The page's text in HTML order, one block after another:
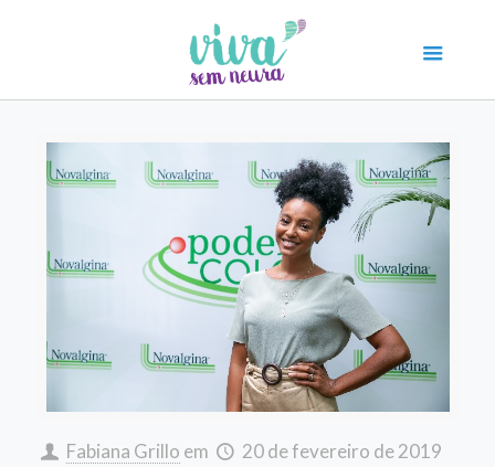
Fabiana Grillo em 20 de fevereiro de 2019